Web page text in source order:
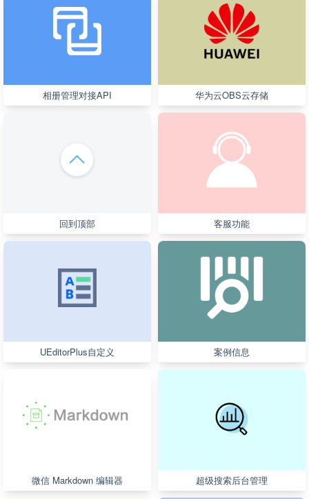
相册管理对接API 华为云OBS云存储
回到顶部 客服功能
UEditorPlus自定义 案例信息
微信 Markdown 编辑器 超级搜索后台管理